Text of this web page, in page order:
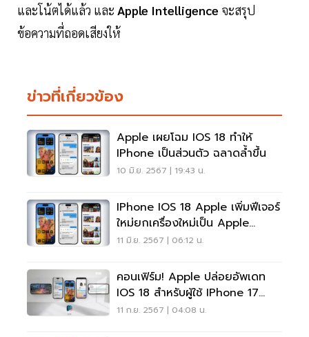
และโน้ตได้แล้ว และ Apple Intelligence จะสรุป
ข้อความที่ถอดเสียงให้
ข่าวที่เกี่ยวข้อง
Apple เผยโฉม IOS 18 ทำให้
IPhone เป็นส่วนตัว ฉลาดล้ำขึ้น
10 มิ.ย. 2567 | 19:43 น.
IPhone IOS 18 Apple เพิ่มฟีเจอร์
ใหม่ยกเครื่องใหม่เป็น Apple
Intelligence
11 มิ.ย. 2567 | 06:12 น.
คอนเฟิร์ม! Apple ปล่อยอัพเดท
IOS 18 สำหรับผู้ใช้ IPhone 17
ก.ย.นี้
11 ก.ย. 2567 | 04:08 น.